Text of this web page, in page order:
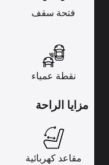
فتحة سقف
نقطة عمياء
مزايا الراحة
مقاعد كهربائية